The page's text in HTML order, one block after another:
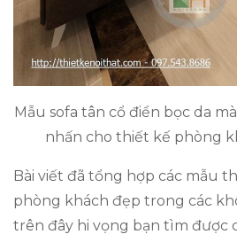
Mẫu sofa tân cổ điển bọc da
nhấn cho thiết kế phòng
Bài viết đã tổng hợp các mẫu
phòng khách đẹp trong các
trên đây hi vọng bạn tìm được